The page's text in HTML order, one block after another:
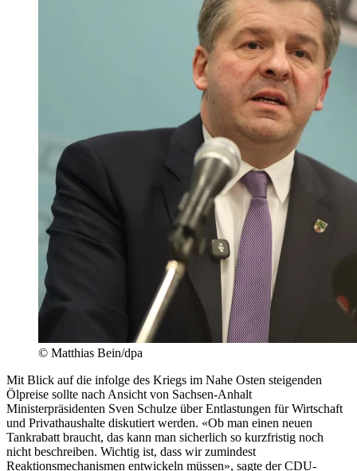
© Matthias Bein/dpa
Mit Blick auf die infolge des Kriegs im Nahe Osten steigenden
Ölpreise sollte nach Ansicht von Sachsen-Anhalt
Ministerpräsidenten Sven Schulze über Entlastungen für Wirtschaft
und Privathaushalte diskutiert werden. «Ob man einen neuen
Tankrabatt braucht, das kann man sicherlich so kurzfristig noch
nicht beschreiben. Wichtig ist, dass wir zumindest
Reaktionsmechanismen entwickeln müssen», sagte der CDU-